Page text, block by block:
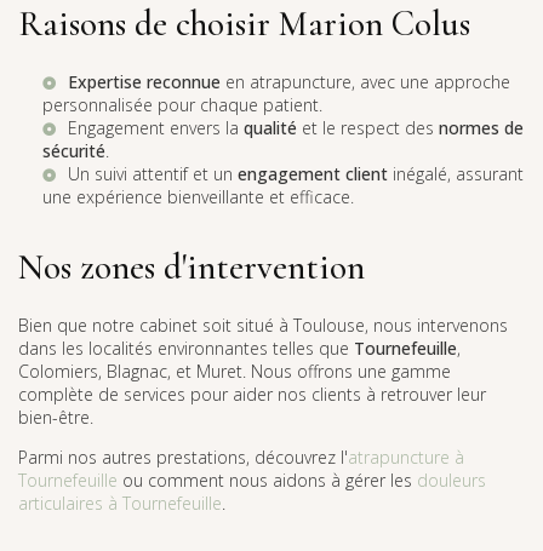
Raisons de choisir Marion Colus
Expertise reconnue en atrapuncture, avec une approche
personnalisée pour chaque patient.
Engagement envers la qualité et le respect des normes de
sécurité.
Un suivi attentif et un engagement client inégalé, assurant
une expérience bienveillante et efficace.
Nos zones d'intervention
Bien que notre cabinet soit situé à Toulouse, nous intervenons
dans les localités environnantes telles que Tournefeuille,
Colomiers, Blagnac, et Muret. Nous offrons une gamme
complète de services pour aider nos clients à retrouver leur
bien-être.
Parmi nos autres prestations, découvrez l'atrapuncture à
Tournefeuille ou comment nous aidons à gérer les douleurs
articulaires à Tournefeuille.